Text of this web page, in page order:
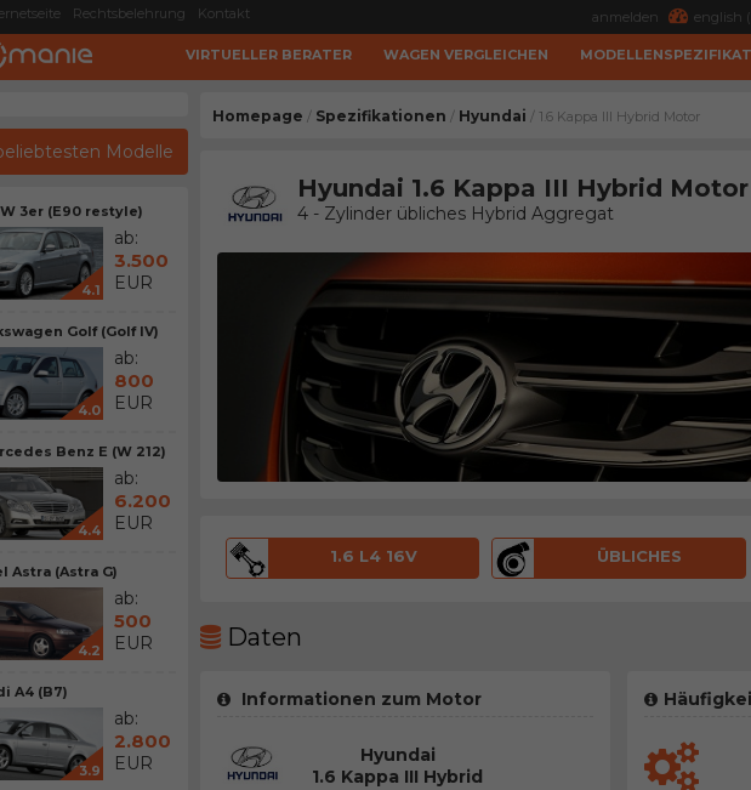
Rechtsbelehrung Kontakt anmelden english
VIRTUELLER BERATER WAGEN VERGLEICHEN
Modelle
3er (E90 restyle)
4.1
ab:
3.500
EUR
Golf (Golf IV)
4.0
ab:
800
EUR
Benz E (W 212)
4.4
ab:
6.200
EUR
Astra (Astra G)
4.2
ab:
500
EUR
A4 (B7)
3.9
ab:
2.800
EUR
Homepage / Spezifikationen / Hyundai / 1.6 Kappa III Hybrid Motor
Hyundai 1.6 Kappa III Hybrid Motor
4 - Zylinder übliches Hybrid Aggregat
1.6 L4 16V ÜBLICHES
Daten
Informationen zum Motor
Hyundai
1.6 Kappa III Hybrid